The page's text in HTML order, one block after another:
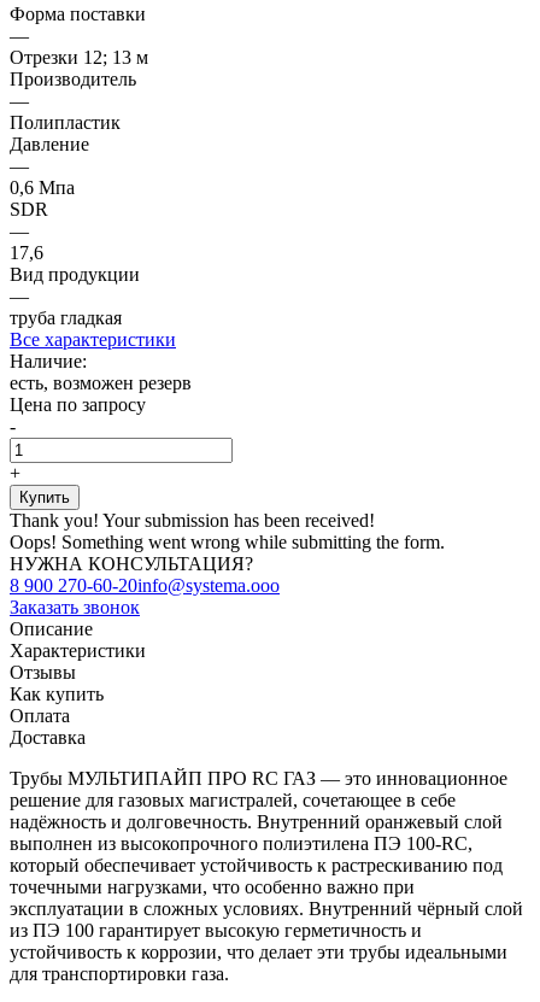
Форма поставки
—
Отрезки 12; 13 м
Производитель
—
Полипластик
Давление
—
0,6 Мпа
SDR
—
17,6
Вид продукции
—
труба гладкая
Все характеристики
Наличие:
есть, возможен резерв
Цена по запросу
-
+
Thank you! Your submission has been received!
Oops! Something went wrong while submitting the form.
НУЖНА КОНСУЛЬТАЦИЯ?
8 900 270-60-20info@systema.ooo
Заказать звонок
Описание
Характеристики
Отзывы
Как купить
Оплата
Доставка
Трубы МУЛЬТИПАЙП ПРО RC ГАЗ — это инновационное
решение для газовых магистралей, сочетающее в себе
надёжность и долговечность. Внутренний оранжевый слой
выполнен из высокопрочного полиэтилена ПЭ 100-RC,
который обеспечивает устойчивость к растрескиванию под
точечными нагрузками, что особенно важно при
эксплуатации в сложных условиях. Внутренний чёрный слой
из ПЭ 100 гарантирует высокую герметичность и
устойчивость к коррозии, что делает эти трубы идеальными
для транспортировки газа.